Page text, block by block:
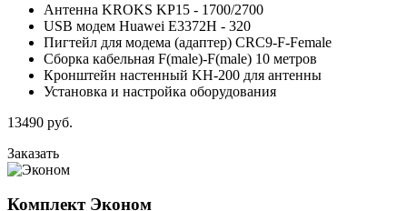
Антенна KROKS KP15 - 1700/2700
USB модем Huawei E3372H - 320
Пигтейл для модема (адаптер) CRC9-F-Female
Сборка кабельная F(male)-F(male) 10 метров
Кронштейн настенный KH-200 для антенны
Установка и настройка оборудования
13490 руб.
Заказать
Комплект Эконом